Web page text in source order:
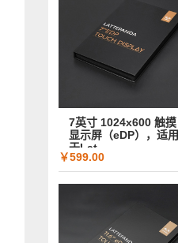
7英寸 1024x600 触摸
显示屏（eDP），适用
于Lat...
￥599.00